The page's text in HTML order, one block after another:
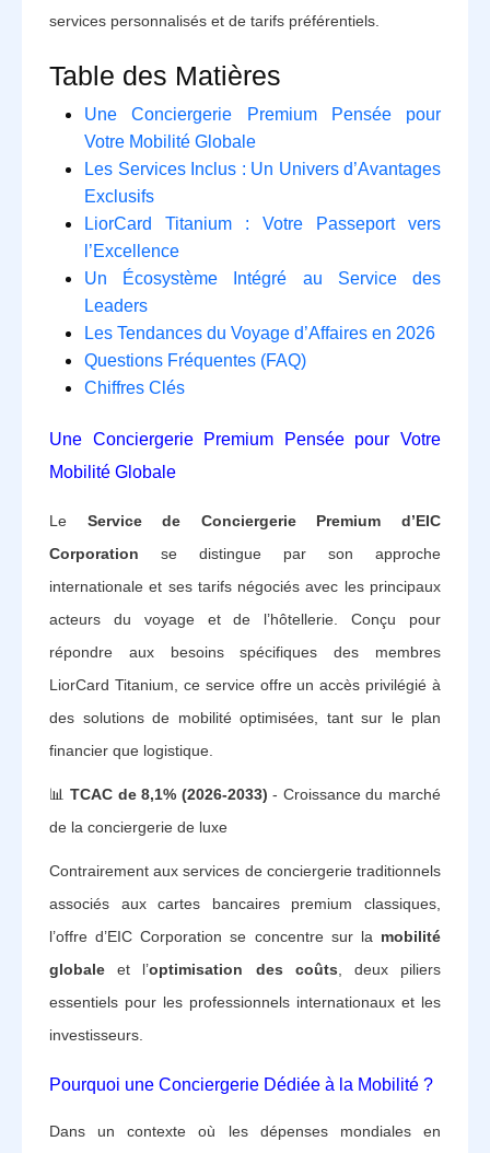
services personnalisés et de tarifs préférentiels.
Table des Matières
Une Conciergerie Premium Pensée pour
Votre Mobilité Globale
Les Services Inclus : Un Univers d’Avantages
Exclusifs
LiorCard Titanium : Votre Passeport vers
l’Excellence
Un Écosystème Intégré au Service des
Leaders
Les Tendances du Voyage d’Affaires en 2026
Questions Fréquentes (FAQ)
Chiffres Clés
Une Conciergerie Premium Pensée pour Votre
Mobilité Globale
Le Service de Conciergerie Premium d’EIC
Corporation se distingue par son approche
internationale et ses tarifs négociés avec les principaux
acteurs du voyage et de l’hôtellerie. Conçu pour
répondre aux besoins spécifiques des membres
LiorCard Titanium, ce service offre un accès privilégié à
des solutions de mobilité optimisées, tant sur le plan
financier que logistique.
📊TCAC de 8,1% (2026-2033) - Croissance du marché
de la conciergerie de luxe
Contrairement aux services de conciergerie traditionnels
associés aux cartes bancaires premium classiques,
l’offre d’EIC Corporation se concentre sur la mobilité
globale et l’optimisation des coûts , deux piliers
essentiels pour les professionnels internationaux et les
investisseurs.
Pourquoi une Conciergerie Dédiée à la Mobilité ?
Dans un contexte où les dépenses mondiales en